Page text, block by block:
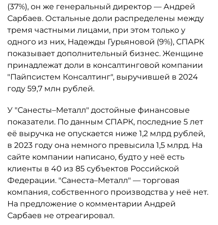
(37%), он же генеральный директор — Андрей
Сарбаев. Остальные доли распределены между
тремя частными лицами, при этом только у
одного из них, Надежды Гурьяновой (9%), СПАРК
показывает дополнительный бизнес. Женщине
принадлежат доли в консалтинговой компании
"Пайпсистем Консалтинг", выручившей в 2024
году 59,7 млн рублей.
У "Санесты–Металл" достойные финансовые
показатели. По данным СПАРК, последние 5 лет
её выручка не опускается ниже 1,2 млрд рублей,
в 2023 году она немного превысила 1,5 млрд. На
сайте компании написано, будто у неё есть
клиенты в 40 из 85 субъектов Российской
Федерации. "Санеста–Металл" — торговая
компания, собственного производства у неё нет.
На предложение о комментарии Андрей
Сарбаев не отреагировал.